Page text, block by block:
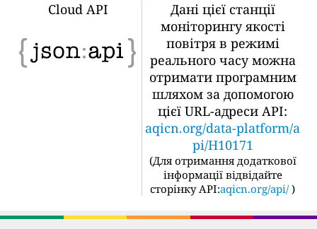
Cloud API
Дані цієї станції
моніторингу якості
повітря в режимі
реального часу можна
отримати програмним
шляхом за допомогою
цієї URL-адреси API:
aqicn.org/data-platform/a
pi/H10171
(Для отримання додаткової
інформації відвідайте
сторінку API:aqicn.org/api/ )